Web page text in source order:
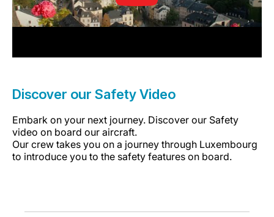
Discover our Safety Video
Embark on your next journey. Discover our Safety
video on board our aircraft.
Our crew takes you on a journey through Luxembourg
to introduce you to the safety features on board.